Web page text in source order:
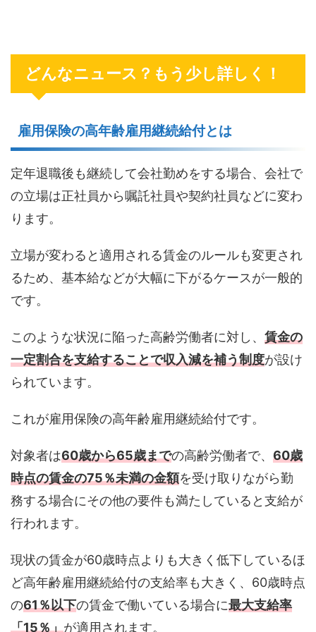
どんなニュース？もう少し詳しく！
雇用保険の高年齢雇用継続給付とは
定年退職後も継続して会社勤めをする場合、会社で
の立場は正社員から嘱託社員や契約社員などに変わ
ります。
立場が変わると適用される賃金のルールも変更され
るため、基本給などが大幅に下がるケースが一般的
です。
このような状況に陥った高齢労働者に対し、 賃金の
一定割合を支給することで収入減を補う制度が設け
られています。
これが雇用保険の高年齢雇用継続給付です。
対象者は60歳から65歳までの高齢労働者で、 60歳
時点の賃金の75％未満の金額を受け取りながら勤
務する場合にその他の要件も満たしていると支給が
行われます。
現状の賃金が60歳時点よりも大きく低下しているほ
ど高年齢雇用継続給付の支給率も大きく、60歳時点
の61％以下の賃金で働いている場合に最大支給率
「15％」が適用されます。